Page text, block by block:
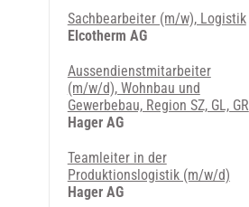
Sachbearbeiter (m/w), Logistik
Elcotherm AG
Aussendienstmitarbeiter
(m/w/d), Wohnbau und
Gewerbebau, Region SZ, GL, GR
Hager AG
Teamleiter in der
Produktionslogistik (m/w/d)
Hager AG